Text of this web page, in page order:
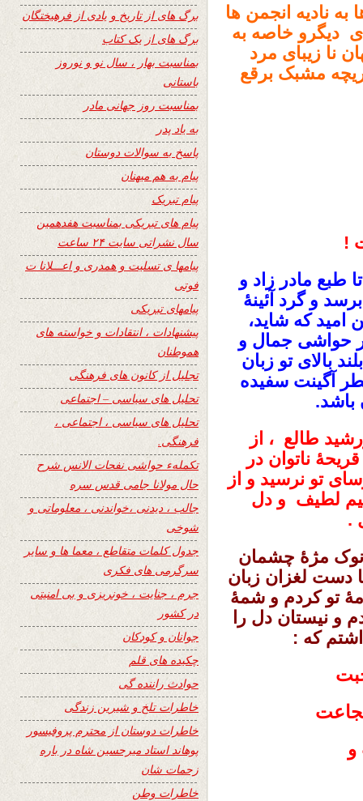
نادیه انجمن ها
دیگر و خاصه به
نا زیبای مرد
مشبک برقع
!
طبع مادر زاد و
و گرد آئینۀ
امید که شاید،
حواشی جمال و
بالای تو زبان
آگینت سفیده
باشد.
طالع ، از
ناتوان در
تو نرسید و از
لطیف و دل
.
نوک مژۀ چشمان
دست لغزان زبان
تو کردم و شمۀ
و نیستان دل را
که :
و
برگ های از تاریخ و یادی از فرهیختگان
برگ های از یک کتاب
بمناسبت بهار ، سال نو و نوروز
باستانی
بمناسبت روز جهانی مادر
به یاد پدر
پاسخ به سوالات دوستان
پیام به هم میهنان
پیام تبریک
پیام های تبریکی بمناسبت هفدهمین
سال نشراتی سایت ۲۴ ساعت
پیامها ی تسلیت و همدری و اعـــلانا ت
فوتی
پیامهای تبریکی
پیشنهادات ، انتقادات و خواسته های
هموطنان
تجلیل از کانون های فرهنگی
تحلیل های سیاسی – اجتماعی
تحلیل های سیاسی ، اجتماعی ،
فرهنگی.
تکملهء حواشی نفحات الانس شرح
حال مولانا جامی قدس سره
جالب ، دیدنی ،خواندنی ، معلوماتی و
شوخی
جدول کلمات متقاطع ، معما ها و سایر
سرگرمی های فکری
جرم ، جنایت ، خونریزی و بی امنیتی
در کشور
جوانان و کودکان
چکیده های قلم
حوادث راننده گی
خاطرات تلخ و شیرین زندگی
خاطرات دوستان از محترم پروفیسور
پوهاند استاد میرحسین شاه در باره
زحمات شان
خاطرات وطن